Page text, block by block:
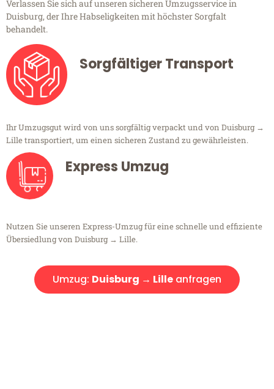
Verlassen Sie sich auf unseren sicheren Umzugsservice in
Duisburg, der Ihre Habseligkeiten mit höchster Sorgfalt
behandelt.
Sorgfältiger Transport
Ihr Umzugsgut wird von uns sorgfältig verpackt und von Duisburg →
Lille transportiert, um einen sicheren Zustand zu gewährleisten.
Express Umzug
Nutzen Sie unseren Express-Umzug für eine schnelle und effiziente
Übersiedlung von Duisburg → Lille.
Umzug: Duisburg → Lille anfragen